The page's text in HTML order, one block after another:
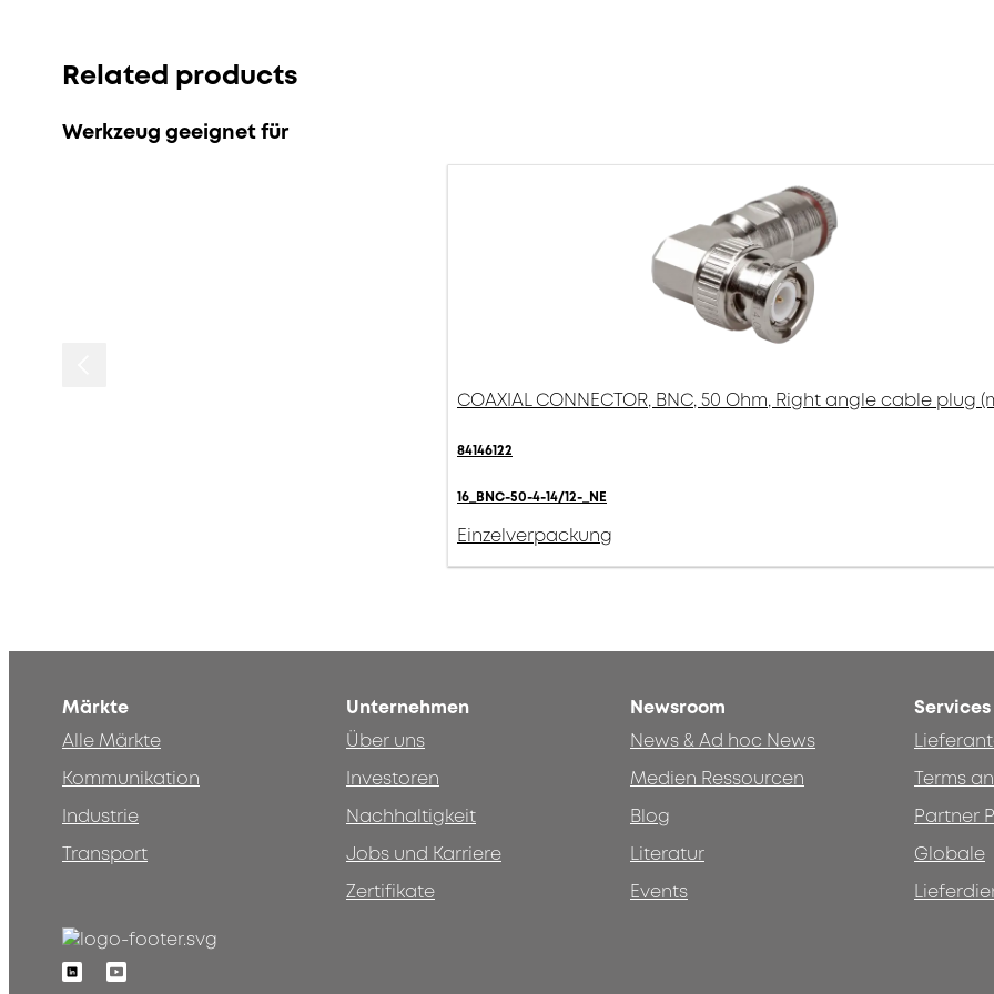
Related products
Werkzeug geeignet für
COAXIAL CONNECTOR, BNC, 50 Ohm, Right angle cable plug
84146122
16_BNC-50-4-14/12-_NE
Einzelverpackung
Märkte
Alle Märkte
Kommunikation
Industrie
Transport
Unternehmen
Über uns
Investoren
Nachhaltigkeit
Jobs und Karriere
Zertifikate
Newsroom
News & Ad hoc News
Medien Ressourcen
Blog
Literatur
Events
Services
Terms
Partner
Globale
LinkedinYoutube